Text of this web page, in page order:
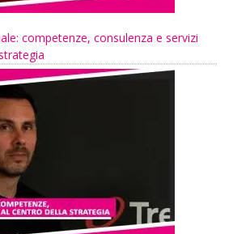
competenze, consulenza e servizi